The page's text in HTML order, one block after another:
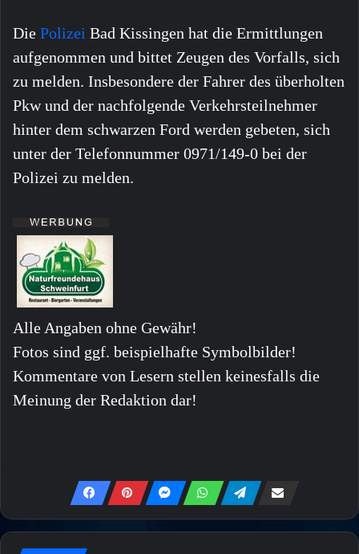
Die Polizei Bad Kissingen hat die Ermittlungen
aufgenommen und bittet Zeugen des Vorfalls, sich
zu melden. Insbesondere der Fahrer des überholten
Pkw und der nachfolgende Verkehrsteilnehmer
hinter dem schwarzen Ford werden gebeten, sich
unter der Telefonnummer 0971/149-0 bei der
Polizei zu melden.
Alle Angaben ohne Gewähr!
Fotos sind ggf. beispielhafte Symbolbilder!
Kommentare von Lesern stellen keinesfalls die
Meinung der Redaktion dar!